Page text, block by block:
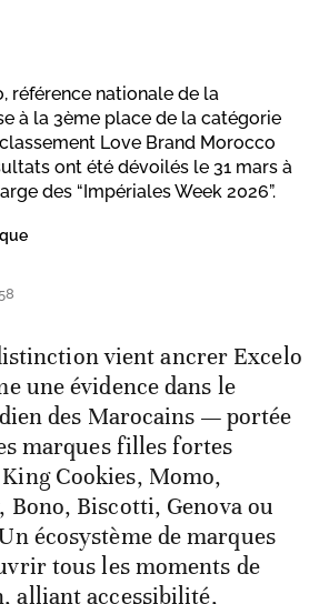
référence nationale de la
à la 3ème place de la catégorie
Love Brand Morocco
ont été dévoilés le 31 mars à
des “Impériales Week 2026”.
vient ancrer Excelo
une évidence dans le
des Marocains — portée
marques filles fortes
Cookies, Momo,
Bono, Biscotti, Genova ou
écosystème de marques
tous les moments de
alliant accessibilité,